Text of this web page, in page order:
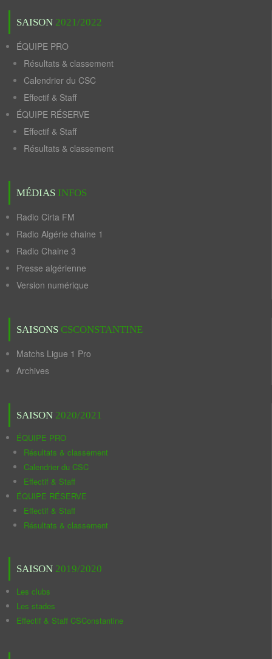
SAISON 2021/2022
ÉQUIPE PRO
Résultats & classement
Calendrier du CSC
Effectif & Staff
ÉQUIPE RÉSERVE
Effectif & Staff
Résultats & classement
MÉDIAS INFOS
Radio Cirta FM
Radio Algérie chaine 1
Radio Chaine 3
Presse algérienne
Version numérique
SAISONS CSCONSTANTINE
Matchs Ligue 1 Pro
Archives
SAISON 2020/2021
ÉQUIPE PRO
Résultats & classement
Calendrier du CSC
Effectif & Staff
ÉQUIPE RÉSERVE
Effectif & Staff
Résultats & classement
SAISON 2019/2020
Les clubs
Les stades
Effectif & Staff CSConstantine